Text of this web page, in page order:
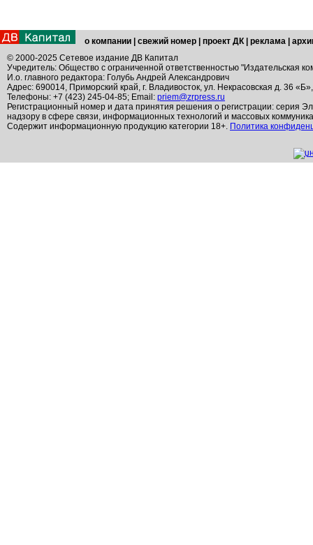
о компании свежий номер проект ДК реклама
© 2000-2025 Сетевое издание ДВ Капитал
Учредитель: Общество с ограниченной ответственностью "Издательская
И.о. главного редактора: Голубь Андрей Александрович
Адрес: 690014, Приморский край, г. Владивосток, ул. Некрасовская д. 36
Телефоны: +7 (423) 245-04-85; Email: priem@zrpress.ru
Регистрационный номер и дата принятия решения о регистрации: серия
надзору в сфере связи, информационных технологий и массовых
Содержит информационную продукцию категории 18+. Политика